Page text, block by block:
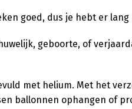
goed, dus je hebt er lang
geboorte, of
met helium. Met het
ballonnen ophangen of